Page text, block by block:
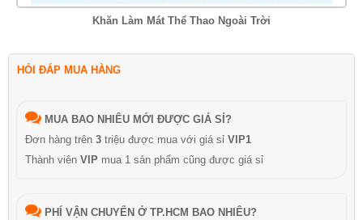
Khăn Làm Mát Thể Thao Ngoài Trời
HỎI ĐÁP MUA HÀNG
MUA BAO NHIÊU MỚI ĐƯỢC GIÁ SỈ?
Đơn hàng trên 3 triệu được mua với giá sỉ VIP1
Thành viên VIP mua 1 sản phẩm cũng được giá sỉ
PHÍ VẬN CHUYỂN Ở TP.HCM BAO NHIÊU?